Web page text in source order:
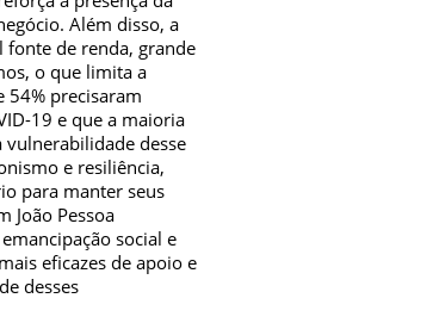
Além disso, a
fonte de renda, grande
o que limita a
54% precisaram
19 e que a maioria
desse
e resiliência,
para manter seus
João Pessoa
social e
eficazes de apoio e
desses